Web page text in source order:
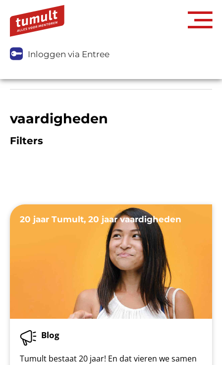
Inloggen via Entree
vaardigheden
Filters
20 jaar Tumult, 20 jaar vaardigheden
Blog
Tumult bestaat 20 jaar! En dat vieren we samen